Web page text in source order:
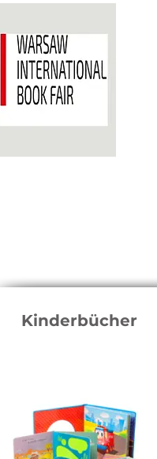
Kinderbücher